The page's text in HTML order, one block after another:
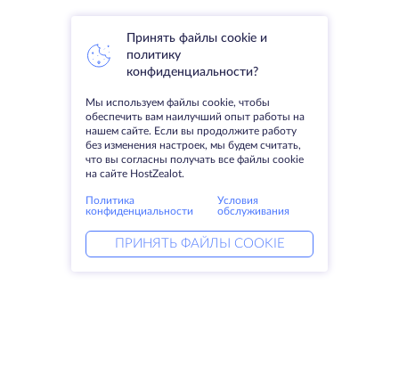
Принять файлы cookie и
политику
конфиденциальности?
Мы используем файлы cookie, чтобы
обеспечить вам наилучший опыт работы на
нашем сайте. Если вы продолжите работу
без изменения настроек, мы будем считать,
что вы согласны получать все файлы cookie
на сайте HostZealot.
Политика
конфиденциальности
Условия
обслуживания
ПРИНЯТЬ ФАЙЛЫ COOKIE